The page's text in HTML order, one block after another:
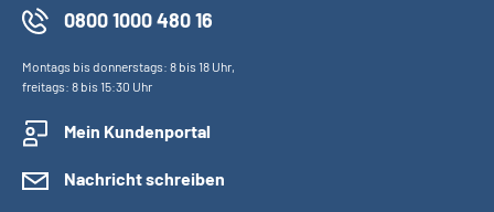
0800 1000 480 16
Montags bis donnerstags: 8 bis 18 Uhr,
freitags: 8 bis 15:30 Uhr
Mein Kundenportal
Nachricht schreiben